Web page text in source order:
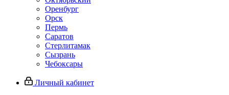
Оренбург
Орск
Пермь
Саратов
Стерлитамак
Сызрань
Чебоксары
Личный кабинет